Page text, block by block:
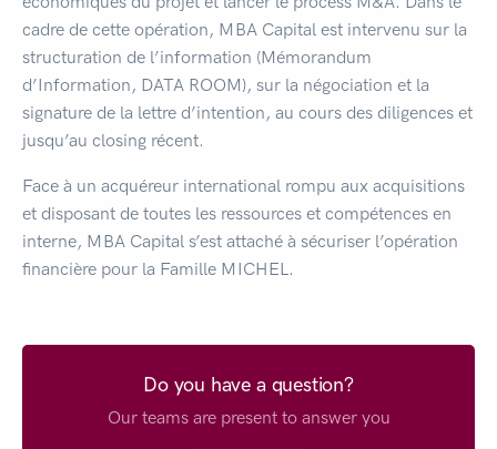
cadre de cette opération, MBA Capital est intervenu sur la
structuration de l’information (Mémorandum
d’Information, DATA ROOM), sur la négociation et la
signature de la lettre d’intention, au cours des diligences et
jusqu’au closing récent.
Face à un acquéreur international rompu aux acquisitions
et disposant de toutes les ressources et compétences en
interne, MBA Capital s’est attaché à sécuriser l’opération
financière pour la Famille MICHEL.
Do you have a question?
Our teams are present to answer you